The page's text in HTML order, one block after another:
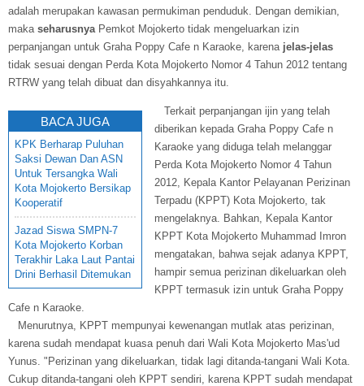
adalah merupakan kawasan permukiman penduduk. Dengan demikian,
maka seharusnya Pemkot Mojokerto tidak mengeluarkan izin
perpanjangan untuk Graha Poppy Cafe n Karaoke, karena jelas-jelas
tidak sesuai dengan Perda Kota Mojokerto Nomor 4 Tahun 2012 tentang
RTRW yang telah dibuat dan disyahkannya itu.
BACA JUGA
KPK Berharap Puluhan
Saksi Dewan Dan ASN
Untuk Tersangka Wali
Kota Mojokerto Bersikap
Kooperatif
Jazad Siswa SMPN-7
Kota Mojokerto Korban
Terakhir Laka Laut Pantai
Drini Berhasil Ditemukan
Terkait perpanjangan ijin yang telah
diberikan kepada Graha Poppy Cafe n
Karaoke yang diduga telah melanggar
Perda Kota Mojokerto Nomor 4 Tahun
2012, Kepala Kantor Pelayanan Perizinan
Terpadu (KPPT) Kota Mojokerto, tak
mengelaknya. Bahkan, Kepala Kantor
KPPT Kota Mojokerto Muhammad Imron
mengatakan, bahwa sejak adanya KPPT,
hampir semua perizinan dikeluarkan oleh
KPPT termasuk izin untuk Graha Poppy
Cafe n Karaoke.
Menurutnya, KPPT mempunyai kewenangan mutlak atas perizinan,
karena sudah mendapat kuasa penuh dari Wali Kota Mojokerto Mas'ud
Yunus. "Perizinan yang dikeluarkan, tidak lagi ditanda-tangani Wali Kota.
Cukup ditanda-tangani oleh KPPT sendiri, karena KPPT sudah mendapat